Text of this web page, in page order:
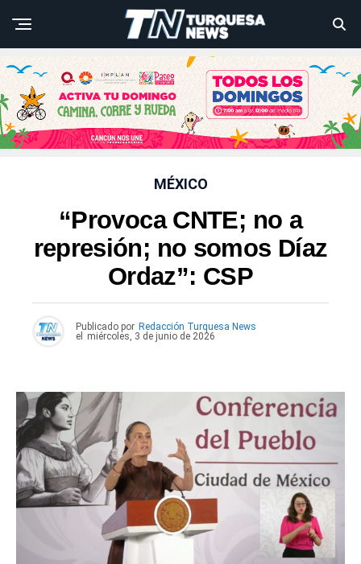
MÉXICO
“Provoca CNTE; no a
represión; no somos Díaz
Ordaz”: CSP
Publicado por Redacción Turquesa News
el
miércoles, 3 de junio de 2026